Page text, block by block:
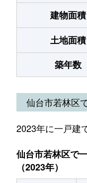
建物面積
土地面積
築年数
仙台市若林区
2023年に一戸建
仙台市若林区で
（2023年）